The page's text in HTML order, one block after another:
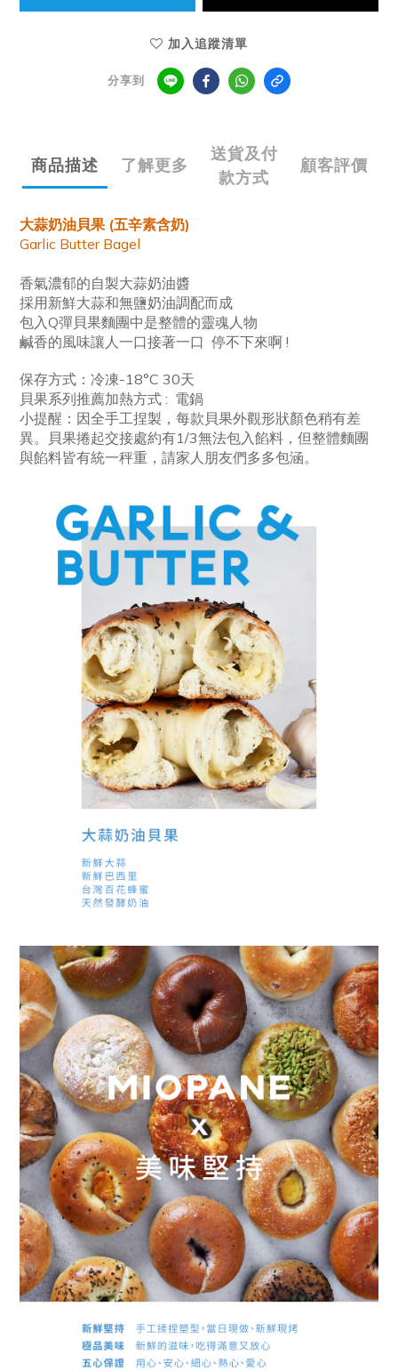
加入追蹤清單
分享到
商品描述 了解更多
送貨及付
款方式
顧客評價
大蒜奶油貝果 (五辛素含奶)
Garlic Butter Bagel
香氣濃郁的自製大蒜奶油醬
採用新鮮大蒜和無鹽奶油調配而成
包入Q彈貝果麵團中是整體的靈魂人物
鹹香的風味讓人一口接著一口 停不下來啊 !
保存方式：冷凍-18°C 30天
貝果系列推薦加熱方式 : 電鍋
小提醒：因全手工捏製，每款貝果外觀形狀顏色稍有差
異。貝果捲起交接處約有1/3無法包入餡料，但整體麵團
與餡料皆有統一秤重，請家人朋友們多多包涵。